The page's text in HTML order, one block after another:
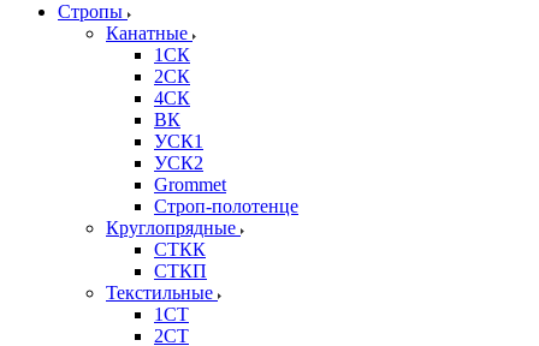
Стропы
Канатные
1СК
2СК
4СК
ВК
УСК1
УСК2
Grommet
Строп-полотенце
Круглопрядные
СТКК
СТКП
Текстильные
1СТ
2СТ